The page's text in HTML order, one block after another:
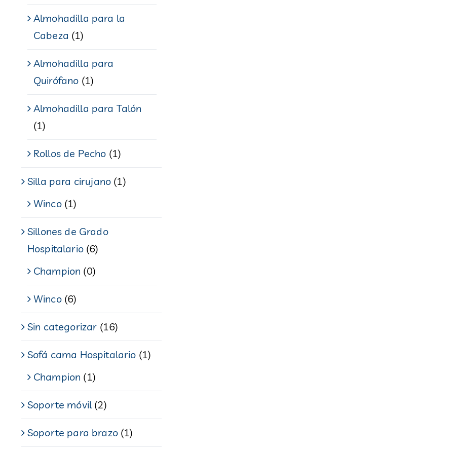
Almohadilla para la
Cabeza (1)
Almohadilla para
Quirófano (1)
Almohadilla para Talón
(1)
Rollos de Pecho (1)
Silla para cirujano (1)
Winco (1)
Sillones de Grado
Hospitalario (6)
Champion (0)
Winco (6)
Sin categorizar (16)
Sofá cama Hospitalario (1)
Champion (1)
Soporte móvil (2)
Soporte para brazo (1)